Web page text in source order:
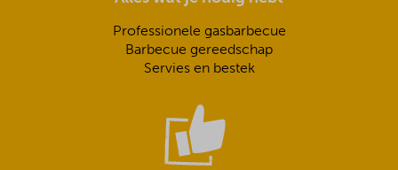
Professionele gasbarbecue
Barbecue gereedschap
Servies en bestek